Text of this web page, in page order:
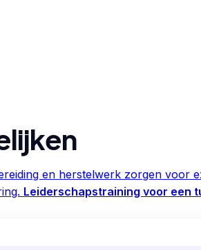
en herstelwerk zorgen voor
Leiderschapstraining voor een